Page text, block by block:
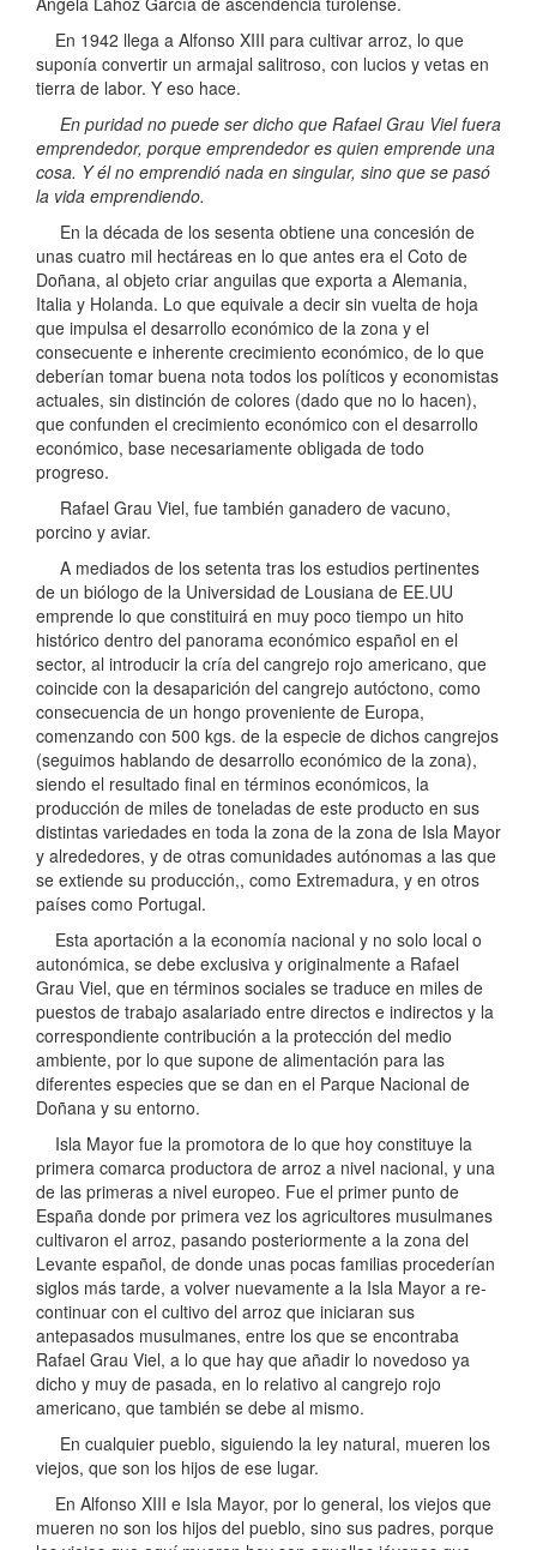
En 1942 llega a Alfonso XIII para cultivar arroz, lo que
suponía convertir un armajal salitroso, con lucios y vetas en
tierra de labor. Y eso hace.
En puridad no puede ser dicho que Rafael Grau Viel fuera
emprendedor, porque emprendedor es quien emprende una
cosa. Y él no emprendió nada en singular, sino que se pasó
la vida emprendiendo.
En la década de los sesenta obtiene una concesión de
unas cuatro mil hectáreas en lo que antes era el Coto de
Doñana, al objeto criar anguilas que exporta a Alemania,
Italia y Holanda. Lo que equivale a decir sin vuelta de hoja
que impulsa el desarrollo económico de la zona y el
consecuente e inherente crecimiento económico, de lo que
deberían tomar buena nota todos los políticos y economistas
actuales, sin distinción de colores (dado que no lo hacen),
que confunden el crecimiento económico con el desarrollo
económico, base necesariamente obligada de todo
progreso.
Rafael Grau Viel, fue también ganadero de vacuno,
porcino y aviar.
A mediados de los setenta tras los estudios pertinentes
de un biólogo de la Universidad de Lousiana de EE.UU
emprende lo que constituirá en muy poco tiempo un hito
histórico dentro del panorama económico español en el
sector, al introducir la cría del cangrejo rojo americano, que
coincide con la desaparición del cangrejo autóctono, como
consecuencia de un hongo proveniente de Europa,
comenzando con 500 kgs. de la especie de dichos cangrejos
(seguimos hablando de desarrollo económico de la zona),
siendo el resultado final en términos económicos, la
producción de miles de toneladas de este producto en sus
distintas variedades en toda la zona de la zona de Isla Mayor
y alrededores, y de otras comunidades autónomas a las que
se extiende su producción,, como Extremadura, y en otros
países como Portugal.
Esta aportación a la economía nacional y no solo local o
autonómica, se debe exclusiva y originalmente a Rafael
Grau Viel, que en términos sociales se traduce en miles de
puestos de trabajo asalariado entre directos e indirectos y la
correspondiente contribución a la protección del medio
ambiente, por lo que supone de alimentación para las
diferentes especies que se dan en el Parque Nacional de
Doñana y su entorno.
Isla Mayor fue la promotora de lo que hoy constituye la
primera comarca productora de arroz a nivel nacional, y una
de las primeras a nivel europeo. Fue el primer punto de
España donde por primera vez los agricultores musulmanes
cultivaron el arroz, pasando posteriormente a la zona del
Levante español, de donde unas pocas familias procederían
siglos más tarde, a volver nuevamente a la Isla Mayor a re-
continuar con el cultivo del arroz que iniciaran sus
antepasados musulmanes, entre los que se encontraba
Rafael Grau Viel, a lo que hay que añadir lo novedoso ya
dicho y muy de pasada, en lo relativo al cangrejo rojo
americano, que también se debe al mismo.
En cualquier pueblo, siguiendo la ley natural, mueren los
viejos, que son los hijos de ese lugar.
En Alfonso XIII e Isla Mayor, por lo general, los viejos que
mueren no son los hijos del pueblo, sino sus padres, porque